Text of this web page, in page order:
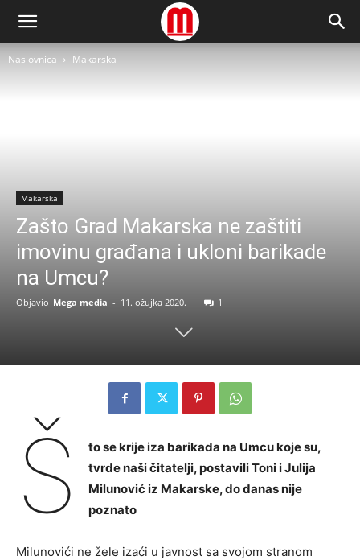
Naslovnica Makarska
Makarska
Zašto Grad Makarska ne zaštiti
imovinu građana i ukloni barikade
na Umcu?
Objavio Mega media - 11. ožujka 2020. 1
Š
to se krije iza barikada na Umcu koje su,
tvrde naši čitatelji, postavili Toni i Julija
Milunović iz Makarske, do danas nije
poznato
Milunovići ne žele izaći u javnost sa svojom stranom